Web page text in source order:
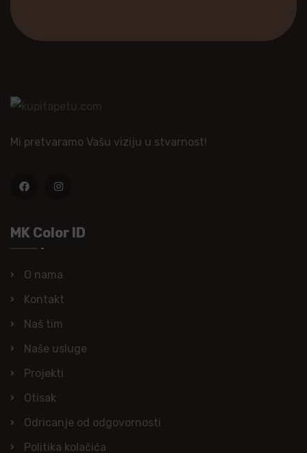
Mi pretvaramo Vašu viziju u stvarnost!
MK Color ID
O nama
Kontakt
Naš tim
Naše usluge
Projekti
Otisak
Odricanje od odgovornosti
Politika kolačića